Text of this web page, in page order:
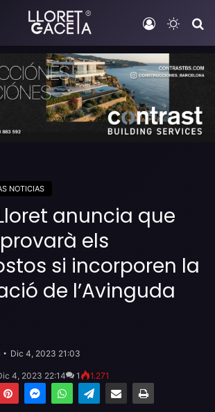
Iniciar
NOTICIAS
anuncia que
els
si incorporen la
de l’Avinguda
email
Dic 4, 2023 21:03
4, 2023 22:14 1 1.271
PinterestMessengerWhatsAppTelegramCompartir por email Imprimir